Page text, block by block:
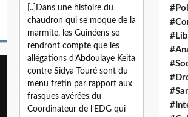
[..]Dans une histoire du
chaudron qui se moque de la
marmite, les Guinéens se
rendront compte que les
allégations d’Abdoulaye Keita
contre Sidya Touré sont du
menu fretin par rapport aux
frasques avérées du
Coordinateur de l’EDG qui